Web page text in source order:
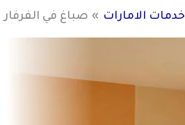
خدمات الامارات صباغ في الفرفار